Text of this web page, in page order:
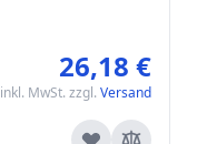
26,18 €
inkl. MwSt. zzgl. Versand